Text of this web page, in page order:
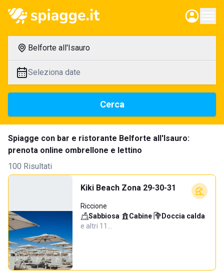
Belforte all'Isauro
Seleziona date
Cerca
Spiagge con bar e ristorante Belforte all'Isauro:
prenota online ombrellone e lettino
100 Risultati
Kiki Beach Zona 29-30-31
Riccione
Sabbiosa· Cabine· Doccia calda·
e altri 11…